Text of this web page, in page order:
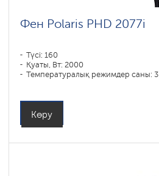
Фен Polaris PHD 2077i
Түсі: 160
Қуаты, Вт: 2000
Температуралық режимдер саны: 3
Көру